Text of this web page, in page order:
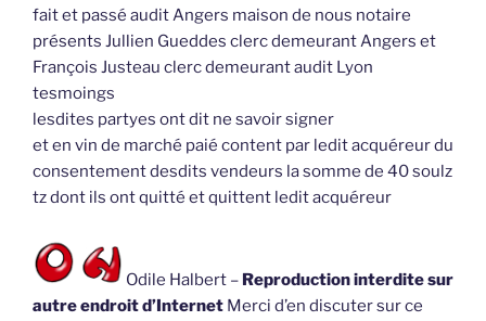
fait et passé audit Angers maison de nous notaire
présents Jullien Gueddes clerc demeurant Angers et
François Justeau clerc demeurant audit Lyon
tesmoings
lesdites partyes ont dit ne savoir signer
et en vin de marché paié content par ledit acquéreur du
consentement desdits vendeurs la somme de 40 soulz
tz dont ils ont quitté et quittent ledit acquéreur
Odile Halbert – Reproduction interdite sur
autre endroit d’Internet Merci d’en discuter sur ce